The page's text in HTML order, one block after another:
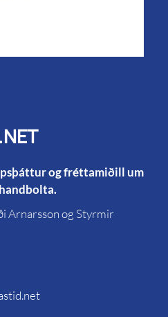
og fréttamiðill um
Arnarsson og Styrmir